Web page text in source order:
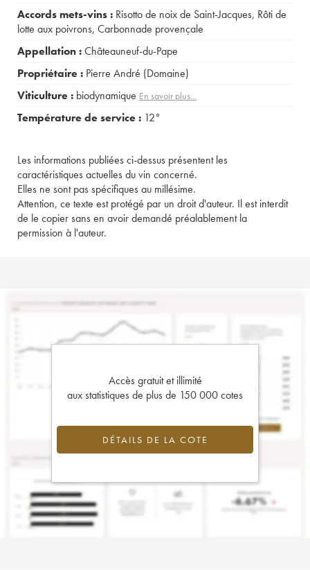
Accords mets-vins : Risotto de noix de Saint-Jacques, Rôti de
lotte aux poivrons, Carbonnade provençale
Appellation :Châteauneuf-du-Pape
Propriétaire : Pierre André (Domaine)
Viticulture : biodynamique En savoir plus...
Température de service : 12°
Les informations publiées ci-dessus présentent les
caractéristiques actuelles du vin concerné.
Elles ne sont pas spécifiques au millésime.
Attention, ce texte est protégé par un droit d'auteur. Il est interdit
de le copier sans en avoir demandé préalablement la
permission à l'auteur.
Accès gratuit et illimité
aux statistiques de plus de 150 000 cotes
DÉTAILS DE LA COTE